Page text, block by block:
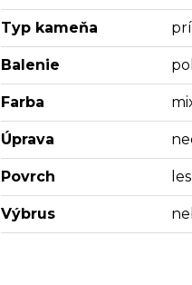
Typ kameňa
Balenie
Farba
Úprava
Povrch
Výbrus